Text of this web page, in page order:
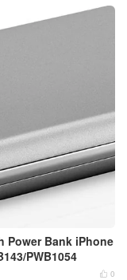
Power Bank iPhone
PWB1054
 0